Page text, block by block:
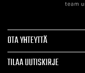
OTA YHTEYTTÄ
TILAA UUTISKIRJE